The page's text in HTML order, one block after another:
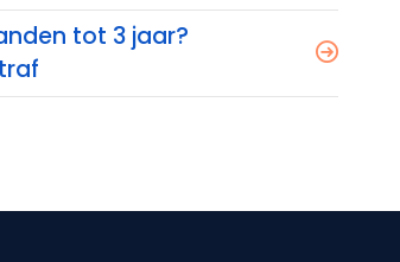
tot 3 jaar?